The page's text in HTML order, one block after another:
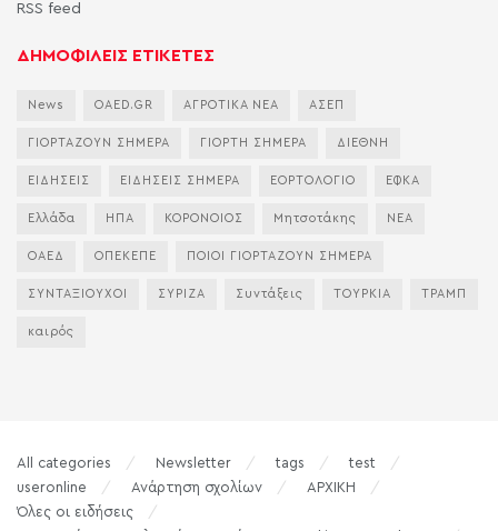
RSS feed
ΔΗΜΟΦΙΛΕΙΣ ΕΤΙΚΕΤΕΣ
News OAED.GR ΑΓΡΟΤΙΚΑ ΝΕΑ ΑΣΕΠ
ΓΙΟΡΤΑΖΟΥΝ ΣΗΜΕΡΑ ΓΙΟΡΤΗ ΣΗΜΕΡΑ ΔΙΕΘΝΗ
ΕΙΔΗΣΕΙΣ ΕΙΔΗΣΕΙΣ ΣΗΜΕΡΑ ΕΟΡΤΟΛΟΓΙΟ ΕΦΚΑ
Ελλάδα ΗΠΑ ΚΟΡΟΝΟΙΟΣ Μητσοτάκης ΝΕΑ
ΟΑΕΔ ΟΠΕΚΕΠΕ ΠΟΙΟΙ ΓΙΟΡΤΑΖΟΥΝ ΣΗΜΕΡΑ
ΣΥΝΤΑΞΙΟΥΧΟΙ ΣΥΡΙΖΑ Συντάξεις ΤΟΥΡΚΙΑ ΤΡΑΜΠ
καιρός
All categories Newsletter tags
test
useronline
Ανάρτηση σχολίων
ΑΡΧΙΚΗ
Όλες οι ειδήσεις